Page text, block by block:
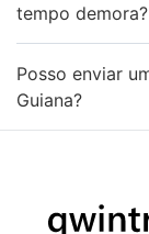
tempo demora?
Posso enviar
Guiana?